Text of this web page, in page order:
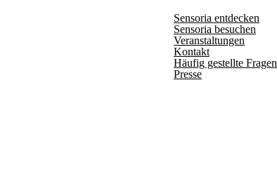
Sensoria entdecken
Sensoria besuchen
Veranstaltungen
Kontakt
Häufig gestellte Fragen
Presse